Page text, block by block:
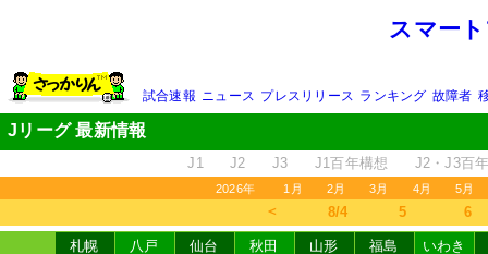
スマー
試合速報 ニュース プレスリリース ランキング 故障者
Jリーグ 最新情報
J1 J2 J3 J1百年構想 J2・J3百
2026年 1月 2月 3月 4月 5月
＜ 8/4 5 6
札幌 八戸 仙台 秋田 山形 福島
いわき